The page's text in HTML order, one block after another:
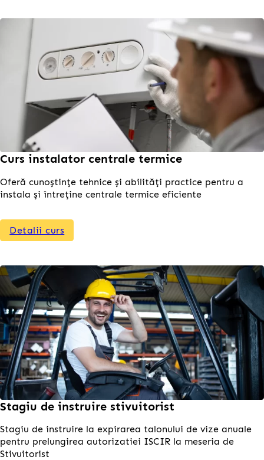
Curs instalator centrale termice
Oferă cunoștințe tehnice și abilități practice pentru a
instala și întreține centrale termice eficiente
Detalii curs
Stagiu de instruire stivuitorist
Stagiu de instruire la expirarea talonului de vize anuale
pentru prelungirea autorizatiei ISCIR la meseria de
Stivuitorist